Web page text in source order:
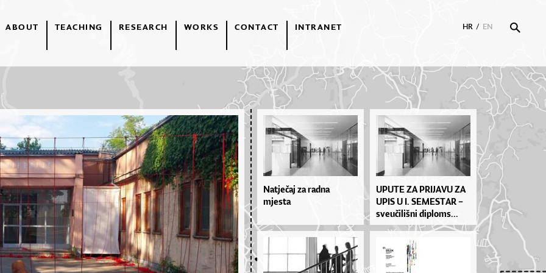
ABOUT TEACHING RESEARCH WORKS CONTACT INTRANET HR / EN
Natječaj za radna
mjesta
UPU­TE ZA PRI­JA­VU ZA
UPIS U I. SE­MES­TAR –
sve­u­či­liš­ni di­plo­ms...